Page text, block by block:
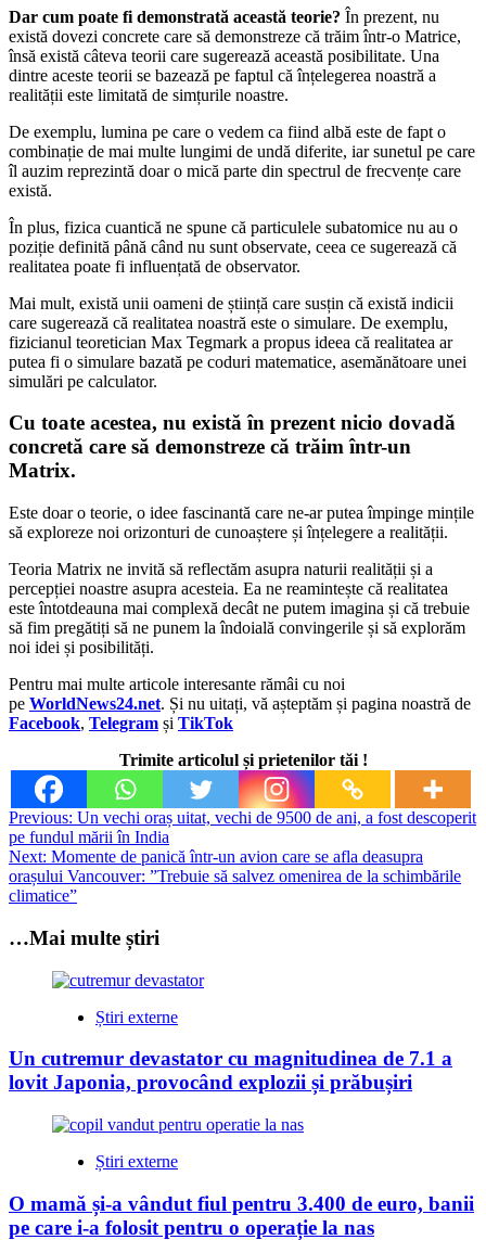
Dar cum poate fi demonstrată această teorie? În prezent, nu
există dovezi concrete care să demonstreze că trăim într-o Matrice,
însă există câteva teorii care sugerează această posibilitate. Una
dintre aceste teorii se bazează pe faptul că înțelegerea noastră a
realității este limitată de simțurile noastre.
De exemplu, lumina pe care o vedem ca fiind albă este de fapt o
combinație de mai multe lungimi de undă diferite, iar sunetul pe care
îl auzim reprezintă doar o mică parte din spectrul de frecvențe care
există.
În plus, fizica cuantică ne spune că particulele subatomice nu au o
poziție definită până când nu sunt observate, ceea ce sugerează că
realitatea poate fi influențată de observator.
Mai mult, există unii oameni de știință care susțin că există indicii
care sugerează că realitatea noastră este o simulare. De exemplu,
fizicianul teoretician Max Tegmark a propus ideea că realitatea ar
putea fi o simulare bazată pe coduri matematice, asemănătoare unei
simulări pe calculator.
Cu toate acestea, nu există în prezent nicio dovadă
concretă care să demonstreze că trăim într-un
Matrix.
Este doar o teorie, o idee fascinantă care ne-ar putea împinge mințile
să exploreze noi orizonturi de cunoaștere și înțelegere a realității.
Teoria Matrix ne invită să reflectăm asupra naturii realității și a
percepției noastre asupra acesteia. Ea ne reamintește că realitatea
este întotdeauna mai complexă decât ne putem imagina și că trebuie
să fim pregătiți să ne punem la îndoială convingerile și să explorăm
noi idei și posibilități.
Pentru mai multe articole interesante rămâi cu noi
pe WorldNews24.net. Și nu uitați, vă așteptăm și pagina noastră de
Facebook, Telegram și TikTok
Trimite articolul și prietenilor tăi !
Post
navigation
Previous: Un vechi oraș uitat, vechi de 9500 de ani, a fost descoperit
pe fundul mării în India
Next: Momente de panică într-un avion care se afla deasupra
orașului Vancouver: ”Trebuie să salvez omenirea de la schimbările
climatice”
…Mai multe știri
Știri externe
Un cutremur devastator cu magnitudinea de 7.1 a
lovit Japonia, provocând explozii și prăbușiri
Știri externe
O mamă și-a vândut fiul pentru 3.400 de euro, banii
pe care i-a folosit pentru o operație la nas